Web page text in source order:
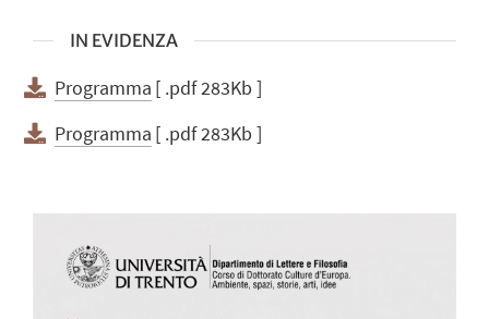
IN EVIDENZA
Programma [ .pdf 283Kb ]
Programma [ .pdf 283Kb ]